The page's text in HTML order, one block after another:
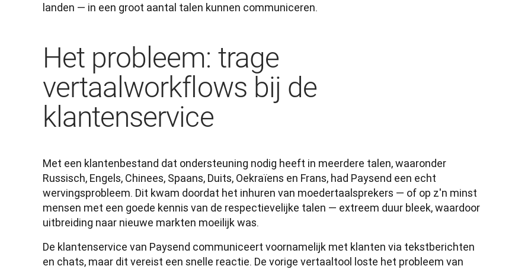
landen — in een groot aantal talen kunnen communiceren.
Het probleem: trage
vertaalworkflows bij de
klantenservice
Met een klantenbestand dat ondersteuning nodig heeft in meerdere talen, waaronder
Russisch, Engels, Chinees, Spaans, Duits, Oekraïens en Frans, had Paysend een echt
wervingsprobleem. Dit kwam doordat het inhuren van moedertaalsprekers — of op z'n minst
mensen met een goede kennis van de respectievelijke talen — extreem duur bleek, waardoor
De klantenservice van Paysend communiceert voornamelijk met klanten via tekstberichten
en chats, maar dit vereist een snelle reactie. De vorige vertaaltool loste het probleem van